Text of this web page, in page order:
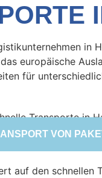
in
europäische
für
VON
auf den schnellen